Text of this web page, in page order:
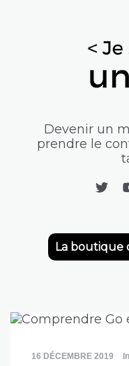
Devenir un
prendre le
La boutique
16 DÉCEMBRE 2019 In